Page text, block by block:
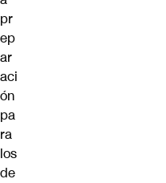
pr
ep
ar
aci
ón
pa
ra
los
de